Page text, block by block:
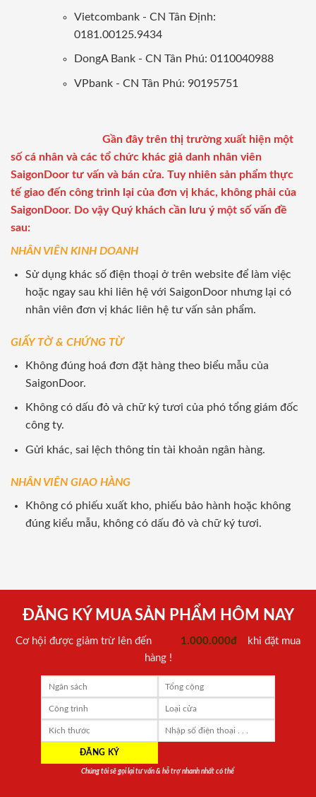
Vietcombank - CN Tân Định:
0181.00125.9434
DongA Bank - CN Tân Phú: 0110040988
VPbank - CN Tân Phú: 90195751
Gần đây trên thị trường xuất hiện một
số cá nhân và các tổ chức khác giả danh nhân viên
SaigonDoor tư vấn và bán cửa. Tuy nhiên sản phẩm thực
tế giao đến công trình lại của đơn vị khác, không phải của
SaigonDoor. Do vậy Quý khách cần lưu ý một số vấn đề
sau:
NHÂN VIÊN KINH DOANH
Sử dụng khác số điện thoại ở trên website để làm việc
hoặc ngay sau khi liên hệ với SaigonDoor nhưng lại có
nhân viên đơn vị khác liên hệ tư vấn sản phẩm.
GIẤY TỜ & CHỨNG TỪ
Không đúng hoá đơn đặt hàng theo biểu mẫu của
SaigonDoor.
Không có dấu đỏ và chữ ký tươi của phó tổng giám đốc
công ty.
Gửi khác, sai lệch thông tin tài khoản ngân hàng.
NHÂN VIÊN GIAO HÀNG
Không có phiếu xuất kho, phiếu bảo hành hoặc không
đúng kiểu mẫu, không có dấu đỏ và chữ ký tươi.
ĐĂNG KÝ MUA SẢN PHẨM HÔM NAY
Cơ hội được giảm trừ lên đến 1.000.000đ
khi đặt mua
hàng !
Chúng tôi sẽ gọi lại tư vấn & hỗ trợ nhanh nhất có thể